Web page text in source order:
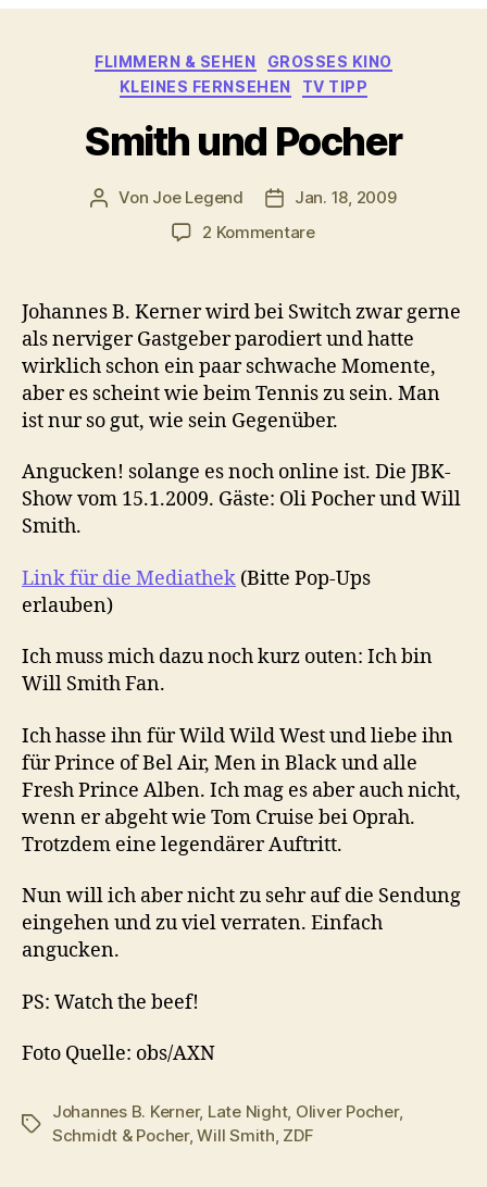
Kategorien
FLIMMERN & SEHEN
GROSSES KINO
KLEINES FERNSEHEN
TV TIPP
Smith und Pocher
Beitragsautor
Von Joe Legend Veröffentlichungsdatum
Jan. 18, 2009
2 Kommentarezu
Pocher
Johannes B. Kerner wird bei Switch zwar gerne
als nerviger Gastgeber parodiert und hatte
wirklich schon ein paar schwache Momente,
aber es scheint wie beim Tennis zu sein. Man
ist nur so gut, wie sein Gegenüber.
Angucken! solange es noch online ist. Die JBK-
Show vom 15.1.2009. Gäste: Oli Pocher und Will
Smith.
Link für die Mediathek (Bitte Pop-Ups
erlauben)
Ich muss mich dazu noch kurz outen: Ich bin
Will Smith Fan.
Ich hasse ihn für Wild Wild West und liebe ihn
für Prince of Bel Air, Men in Black und alle
Fresh Prince Alben. Ich mag es aber auch nicht,
wenn er abgeht wie Tom Cruise bei Oprah.
Trotzdem eine legendärer Auftritt.
Nun will ich aber nicht zu sehr auf die Sendung
eingehen und zu viel verraten. Einfach
angucken.
PS: Watch the beef!
Foto Quelle: obs/AXN
Schlagwörter
Johannes B. Kerner, Late Night, Oliver Pocher,
Schmidt & Pocher,Will Smith, ZDF